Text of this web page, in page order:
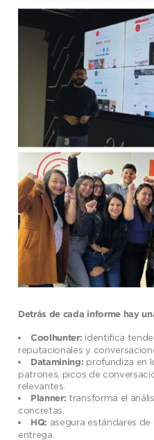
Detrás de cada informe hay
Coolhunter: identifica
reputacionales y
Datamining: profundiza en
patrones, picos de
relevantes.
Planner: transforma el
concretas.
HQ: asegura estándares
entrega.